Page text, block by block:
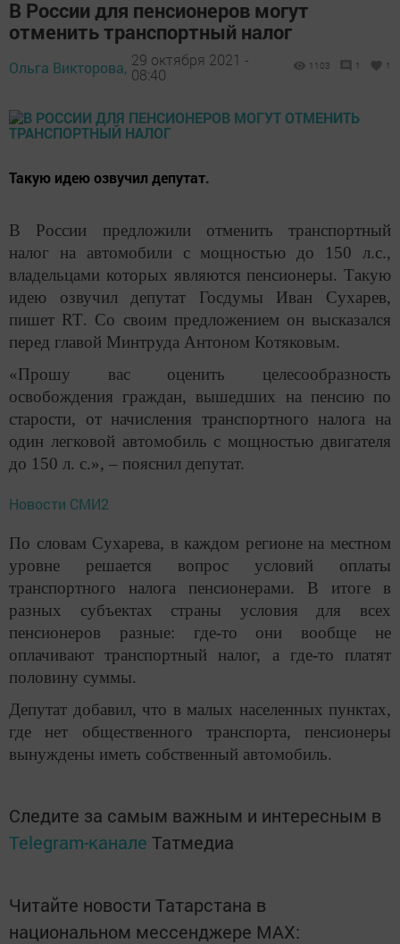
В России для пенсионеров могут
отменить транспортный налог
Ольга Викторова, 29 октября 2021 -
08:40
1103 1 1
Такую идею озвучил депутат.
В России предложили отменить транспортный
налог на автомобили с мощностью до 150 л.с.,
владельцами которых являются пенсионеры. Такую
идею озвучил депутат Госдумы Иван Сухарев,
пишет RT. Со своим предложением он высказался
перед главой Минтруда Антоном Котяковым.
«Прошу вас оценить целесообразность
освобождения граждан, вышедших на пенсию по
старости, от начисления транспортного налога на
один легковой автомобиль с мощностью двигателя
до 150 л. с.», – пояснил депутат.
Новости СМИ2
По словам Сухарева, в каждом регионе на местном
уровне решается вопрос условий оплаты
транспортного налога пенсионерами. В итоге в
разных субъектах страны условия для всех
пенсионеров разные: где-то они вообще не
оплачивают транспортный налог, а где-то платят
половину суммы.
Депутат добавил, что в малых населенных пунктах,
где нет общественного транспорта, пенсионеры
вынуждены иметь собственный автомобиль.
Следите за самым важным и интересным в
Telegram-канале Татмедиа
Читайте новости Татарстана в
национальном мессенджере MАХ: